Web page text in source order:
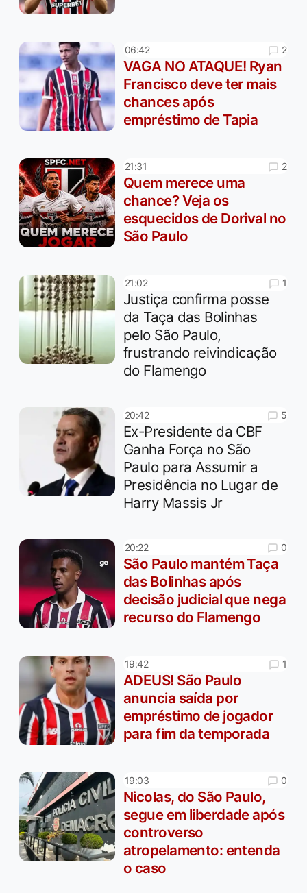
06:42 2
VAGA NO ATAQUE! Ryan
Francisco deve ter mais
chances após
empréstimo de Tapia
21:31 2
Quem merece uma
chance? Veja os
esquecidos de Dorival no
São Paulo
21:02 1
Justiça confirma posse
da Taça das Bolinhas
pelo São Paulo,
frustrando reivindicação
do Flamengo
20:42 5
Ex-Presidente da CBF
Ganha Força no São
Paulo para Assumir a
Presidência no Lugar de
Harry Massis Jr
20:22 0
São Paulo mantém Taça
das Bolinhas após
decisão judicial que nega
recurso do Flamengo
19:42 1
ADEUS! São Paulo
anuncia saída por
empréstimo de jogador
para fim da temporada
19:03 0
Nicolas, do São Paulo,
segue em liberdade após
controverso
atropelamento: entenda
o caso